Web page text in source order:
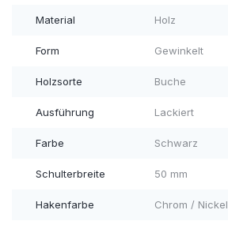
Material Holz
Form Gewinkelt
Holzsorte Buche
Ausführung Lackiert
Farbe Schwarz
Schulterbreite 50 mm
Hakenfarbe Chrom / Nickel